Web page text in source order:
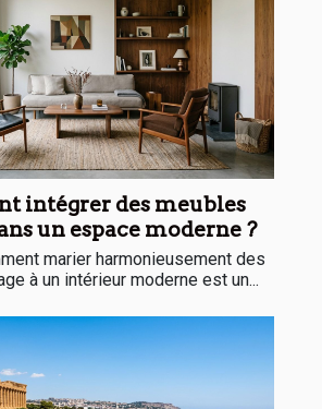
intégrer des meubles
un espace moderne ?
marier harmonieusement des
à un intérieur moderne est un...